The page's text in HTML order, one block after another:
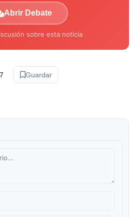
Abrir Debate
sobre esta noticia
Guardar